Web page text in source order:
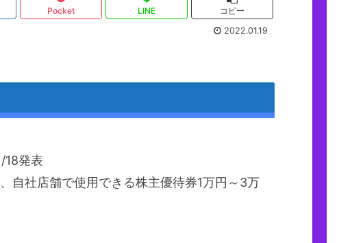
Pocket LINE
コピー
2022.01.19
発表
自社店舗で使用できる株主優待券1万円～3万